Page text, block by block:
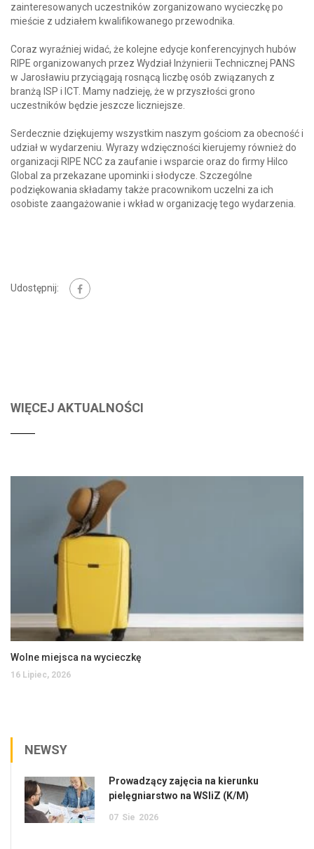
zainteresowanych uczestników zorganizowano wycieczkę po
mieście z udziałem kwalifikowanego przewodnika.
Coraz wyraźniej widać, że kolejne edycje konferencyjnych hubów
RIPE organizowanych przez Wydział Inżynierii Technicznej PANS
w Jarosławiu przyciągają rosnącą liczbę osób związanych z
branżą ISP i ICT. Mamy nadzieję, że w przyszłości grono
uczestników będzie jeszcze liczniejsze.
Serdecznie dziękujemy wszystkim naszym gościom za obecność i
udział w wydarzeniu. Wyrazy wdzięczności kierujemy również do
organizacji RIPE NCC za zaufanie i wsparcie oraz do firmy Hilco
Global za przekazane upominki i słodycze. Szczególne
podziękowania składamy także pracownikom uczelni za ich
osobiste zaangażowanie i wkład w organizację tego wydarzenia.
Udostępnij:
WIĘCEJ AKTUALNOŚCI
Wolne miejsca na wycieczkę
16 Lipiec, 2026
NEWSY
Prowadzący zajęcia na kierunku
pielęgniarstwo na WSIiZ (K/M)
07 Sie 2026